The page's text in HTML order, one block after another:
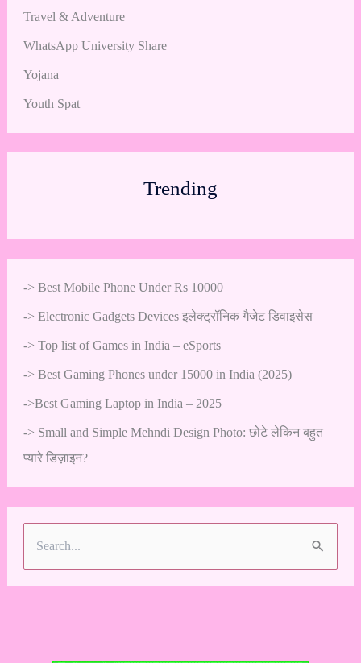
Travel & Adventure
WhatsApp University Share
Yojana
Youth Spat
Trending
-> Best Mobile Phone Under Rs 10000
-> Electronic Gadgets Devices इलेक्ट्रॉनिक गैजेट डिवाइसेस
-> Top list of Games in India – eSports
-> Best Gaming Phones under 15000 in India (2025)
->Best Gaming Laptop in India – 2025
-> Small and Simple Mehndi Design Photo: छोटे लेकिन बहुत
प्यारे डिज़ाइन?